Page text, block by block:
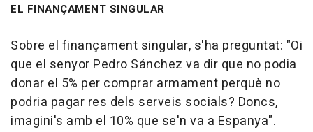
EL FINANÇAMENT SINGULAR
Sobre el finançament singular, s'ha preguntat: "Oi
que el senyor Pedro Sánchez va dir que no podia
donar el 5% per comprar armament perquè no
podria pagar res dels serveis socials? Doncs,
imagini's amb el 10% que se'n va a Espanya".